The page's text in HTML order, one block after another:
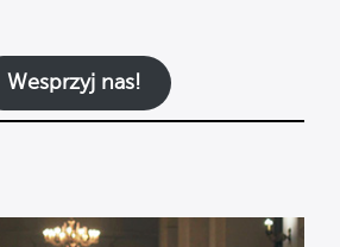
Wesprzyj nas!